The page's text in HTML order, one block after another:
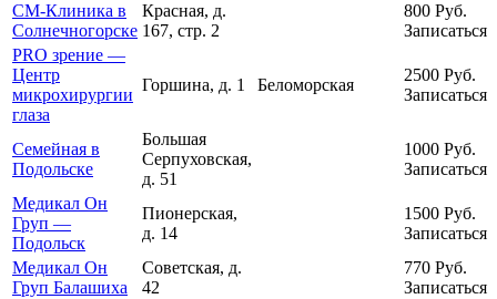
СМ-Клиника в
Солнечногорске
Красная, д.
167, стр. 2
800 Руб.
Записаться
PRO зрение —
Центр
микрохирургии
глаза
Горшина, д. 1 Беломорская
2500 Руб.
Записаться
Семейная в
Подольске
Большая
Серпуховская,
д. 51
1000 Руб.
Записаться
Медикал Он
Груп —
Подольск
Пионерская,
д. 14
1500 Руб.
Записаться
Медикал Он
Груп Балашиха
Советская, д.
42
770 Руб.
Записаться